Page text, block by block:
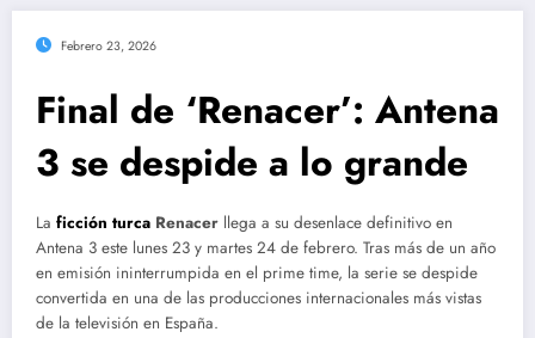
Febrero 23, 2026
Final de ‘Renacer’: Antena
3 se despide a lo grande
La ficción turca Renacer llega a su desenlace definitivo en
Antena 3 este lunes 23 y martes 24 de febrero. Tras más de un año
en emisión ininterrumpida en el prime time, la serie se despide
convertida en una de las producciones internacionales más vistas
de la televisión en España.